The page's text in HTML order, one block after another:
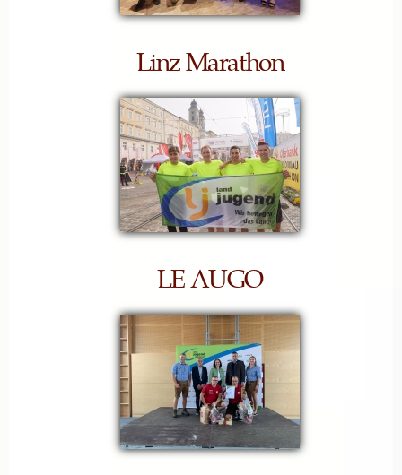
Linz Marathon
LE AUGO